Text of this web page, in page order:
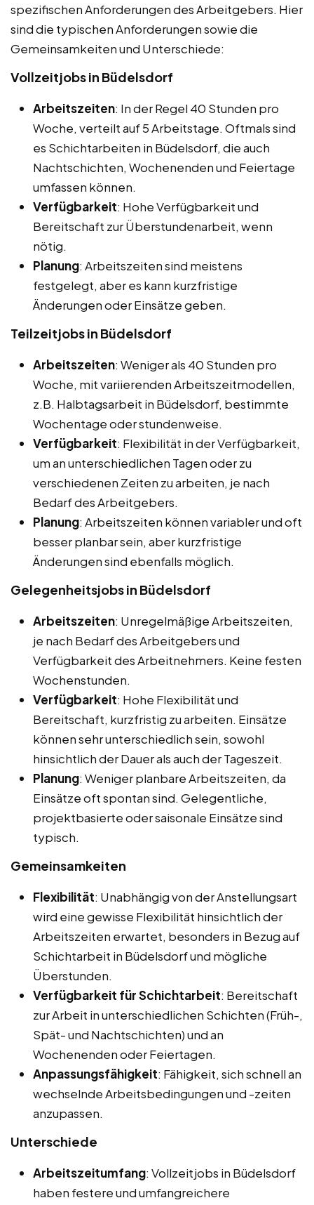
spezifischen Anforderungen des Arbeitgebers. Hier
sind die typischen Anforderungen sowie die
Gemeinsamkeiten und Unterschiede:
Vollzeitjobs in Büdelsdorf
Arbeitszeiten: In der Regel 40 Stunden pro
Woche, verteilt auf 5 Arbeitstage. Oftmals sind
es Schichtarbeiten in Büdelsdorf, die auch
Nachtschichten, Wochenenden und Feiertage
umfassen können.
Verfügbarkeit: Hohe Verfügbarkeit und
Bereitschaft zur Überstundenarbeit, wenn
nötig.
Planung: Arbeitszeiten sind meistens
festgelegt, aber es kann kurzfristige
Änderungen oder Einsätze geben.
Teilzeitjobs in Büdelsdorf
Arbeitszeiten: Weniger als 40 Stunden pro
Woche, mit variierenden Arbeitszeitmodellen,
z.B. Halbtagsarbeit in Büdelsdorf, bestimmte
Wochentage oder stundenweise.
Verfügbarkeit: Flexibilität in der Verfügbarkeit,
um an unterschiedlichen Tagen oder zu
verschiedenen Zeiten zu arbeiten, je nach
Bedarf des Arbeitgebers.
Planung: Arbeitszeiten können variabler und oft
besser planbar sein, aber kurzfristige
Änderungen sind ebenfalls möglich.
Gelegenheitsjobs in Büdelsdorf
Arbeitszeiten: Unregelmäßige Arbeitszeiten,
je nach Bedarf des Arbeitgebers und
Verfügbarkeit des Arbeitnehmers. Keine festen
Wochenstunden.
Verfügbarkeit: Hohe Flexibilität und
Bereitschaft, kurzfristig zu arbeiten. Einsätze
können sehr unterschiedlich sein, sowohl
hinsichtlich der Dauer als auch der Tageszeit.
Planung: Weniger planbare Arbeitszeiten, da
Einsätze oft spontan sind. Gelegentliche,
projektbasierte oder saisonale Einsätze sind
typisch.
Gemeinsamkeiten
Flexibilität: Unabhängig von der Anstellungsart
wird eine gewisse Flexibilität hinsichtlich der
Arbeitszeiten erwartet, besonders in Bezug auf
Schichtarbeit in Büdelsdorf und mögliche
Überstunden.
Verfügbarkeit für Schichtarbeit: Bereitschaft
zur Arbeit in unterschiedlichen Schichten (Früh-,
Spät- und Nachtschichten) und an
Wochenenden oder Feiertagen.
Anpassungsfähigkeit: Fähigkeit, sich schnell an
wechselnde Arbeitsbedingungen und -zeiten
anzupassen.
Unterschiede
Arbeitszeitumfang: Vollzeitjobs in Büdelsdorf
haben festere und umfangreichere